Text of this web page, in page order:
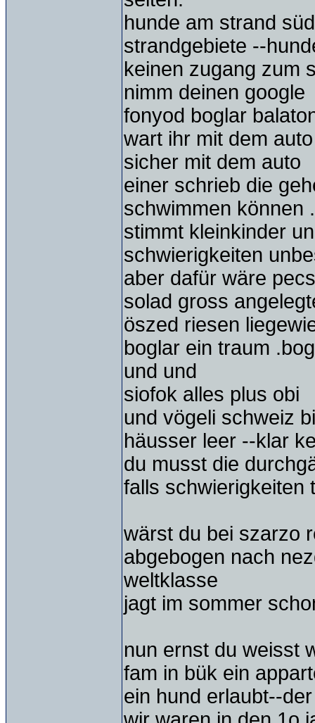
hunde am strand
strandgebiete --
keinen zugang zum
nimm deinen google
fonyod boglar
wart ihr mit dem
sicher mit dem auto
einer schrieb die
schwimmen können .
stimmt kleinkinder
schwierigkeiten
aber dafür wäre
solad gross
öszed riesen
boglar ein traum
und und
siofok alles plus obi
und vögeli schweiz
häusser leer --klar
du musst die
falls schwierigkeiten
wärst du bei szarzo
abgebogen nach
weltklasse
jagt im sommer
nun ernst du weisst
fam in bük ein
ein hund erlaubt--